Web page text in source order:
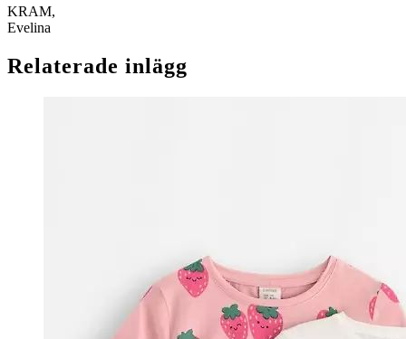
KRAM,
Evelina
Relaterade inlägg